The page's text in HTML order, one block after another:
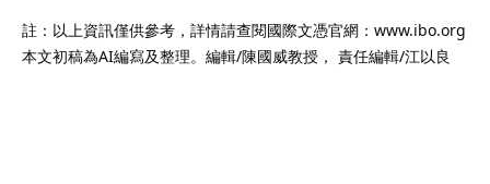
註：以上資訊僅供參考，詳情請查閱國際文憑官網：www.ibo.org
本文初稿為AI編寫及整理。編輯/陳國威教授， 責任編輯/江以良